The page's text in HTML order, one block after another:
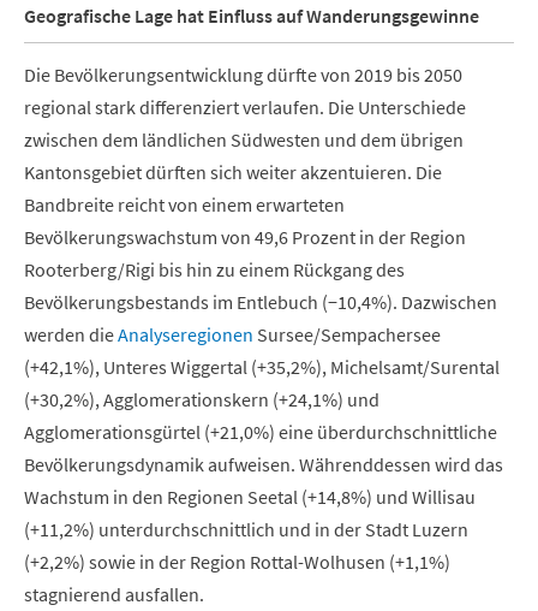
Geografische Lage hat Einfluss auf Wanderungsgewinne
Die Bevölkerungsentwicklung dürfte von 2019 bis 2050
regional stark differenziert verlaufen. Die Unterschiede
zwischen dem ländlichen Südwesten und dem übrigen
Kantonsgebiet dürften sich weiter akzentuieren. Die
Bandbreite reicht von einem erwarteten
Bevölkerungswachstum von 49,6 Prozent in der Region
Rooterberg/Rigi bis hin zu einem Rückgang des
Bevölkerungsbestands im Entlebuch (−10,4%). Dazwischen
werden dieAnalyseregionen Sursee/Sempachersee
(+42,1%), Unteres Wiggertal (+35,2%), Michelsamt/Surental
(+30,2%), Agglomerationskern (+24,1%) und
Agglomerationsgürtel (+21,0%) eine überdurchschnittliche
Bevölkerungsdynamik aufweisen. Währenddessen wird das
Wachstum in den Regionen Seetal (+14,8%) und Willisau
(+11,2%) unterdurchschnittlich und in der Stadt Luzern
(+2,2%) sowie in der Region Rottal-Wolhusen (+1,1%)
stagnierend ausfallen.